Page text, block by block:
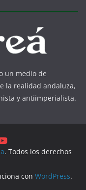
un medio de
la realidad andaluza,
y antiimperialista.
. Todos los derechos
con WordPress.